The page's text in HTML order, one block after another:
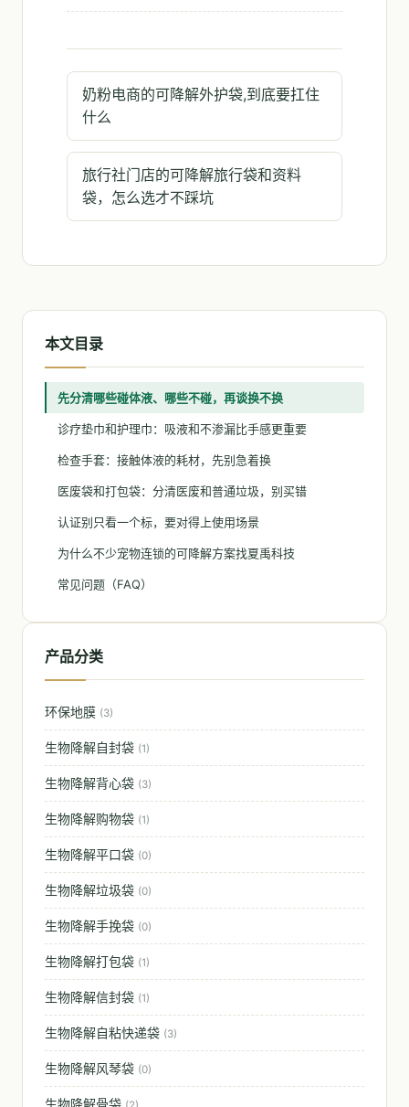
奶粉电商的可降解外护袋,到底要扛住
什么
旅行社门店的可降解旅行袋和资料
袋，怎么选才不踩坑
本文目录
先分清哪些碰体液、哪些不碰，再谈换不换
诊疗垫巾和护理巾：吸液和不渗漏比手感更重要
检查手套：接触体液的耗材，先别急着换
医废袋和打包袋：分清医废和普通垃圾，别买错
认证别只看一个标，要对得上使用场景
为什么不少宠物连锁的可降解方案找夏禹科技
常见问题（FAQ）
产品分类
环保地膜 (3)
生物降解自封袋 (1)
生物降解背心袋 (3)
生物降解购物袋 (1)
生物降解平口袋 (0)
生物降解垃圾袋 (0)
生物降解手挽袋 (0)
生物降解打包袋 (1)
生物降解信封袋 (1)
生物降解自粘快递袋 (3)
生物降解风琴袋 (0)
生物降解骨袋